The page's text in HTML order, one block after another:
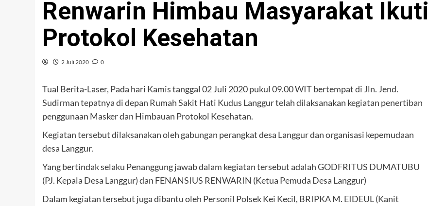
Renwarin Himbau Masyarakat Ikuti
Protokol Kesehatan
2 Juli 2020 0
Tual Berita-Laser, Pada hari Kamis tanggal 02 Juli 2020 pukul 09.00 WIT bertempat di Jln. Jend.
Sudirman tepatnya di depan Rumah Sakit Hati Kudus Langgur telah dilaksanakan kegiatan penertiban
penggunaan Masker dan Himbauan Protokol Kesehatan.
Kegiatan tersebut dilaksanakan oleh gabungan perangkat desa Langgur dan organisasi kepemudaan
desa Langgur.
Yang bertindak selaku Penanggung jawab dalam kegiatan tersebut adalah GODFRITUS DUMATUBU
(PJ. Kepala Desa Langgur) dan FENANSIUS RENWARIN (Ketua Pemuda Desa Langgur)
Dalam kegiatan tersebut juga dibantu oleh Personil Polsek Kei Kecil, BRIPKA M. EIDEUL (Kanit